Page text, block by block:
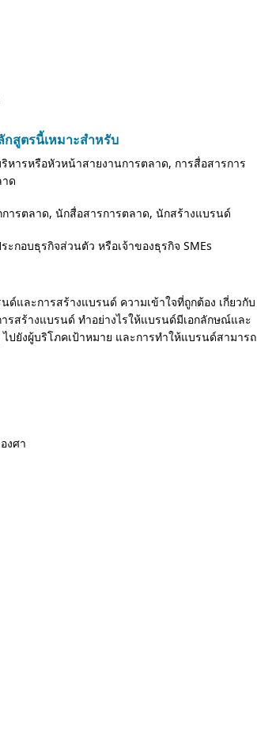
กสูตรนี้เหมาะสำหรับ
หารหรือหัวหน้าสายงานการตลาด, การสื่อสารการ
ด
ารตลาด, นักสื่อสารการตลาด, นักสร้างแบรนด์
ะกอบธุรกิจส่วนตัว หรือเจ้าของธุรกิจ SMEs
และการสร้างแบรนด์ ความเข้าใจที่ถูกต้อง เกี่ยวกับ
สร้างแบรนด์ ทำอย่างไรให้แบรนด์มีเอกลักษณ์และ
ยังผู้บริโภคเป้าหมาย และการทำให้แบรนด์สามารถ
งศา